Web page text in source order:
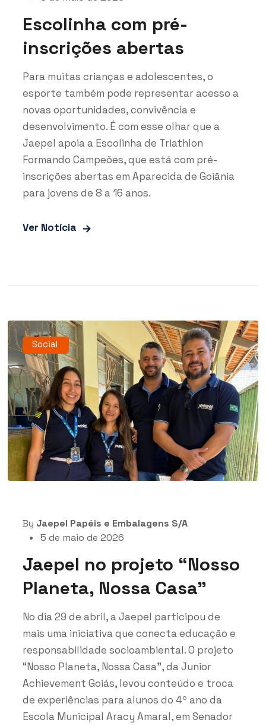
Escolinha com pré-
inscrições abertas
Para muitas crianças e adolescentes, o
esporte também pode representar acesso a
novas oportunidades, convivência e
desenvolvimento. É com esse olhar que a
Jaepel apoia a Escolinha de Triathlon
Formando Campeões, que está com pré-
inscrições abertas em Aparecida de Goiânia
para jovens de 8 a 16 anos.
Ver Notícia
Social
By Jaepel Papéis e Embalagens S/A
5 de maio de 2026
Jaepel no projeto “Nosso
Planeta, Nossa Casa”
No dia 29 de abril, a Jaepel participou de
mais uma iniciativa que conecta educação e
responsabilidade socioambiental. O projeto
“Nosso Planeta, Nossa Casa”, da Junior
Achievement Goiás, levou conteúdo e troca
de experiências para alunos do 4º ano da
Escola Municipal Aracy Amaral, em Senador